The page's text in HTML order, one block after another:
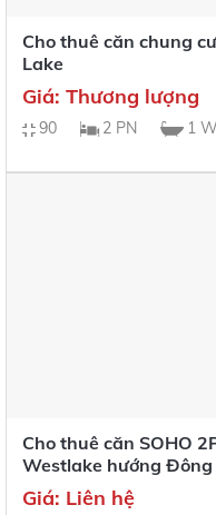
Cho thuê căn chung
Lake
Giá: Thương lượng
90 2 PN 1
Cho thuê căn SOHO
Westlake hướng Đông
Giá: Liên hệ